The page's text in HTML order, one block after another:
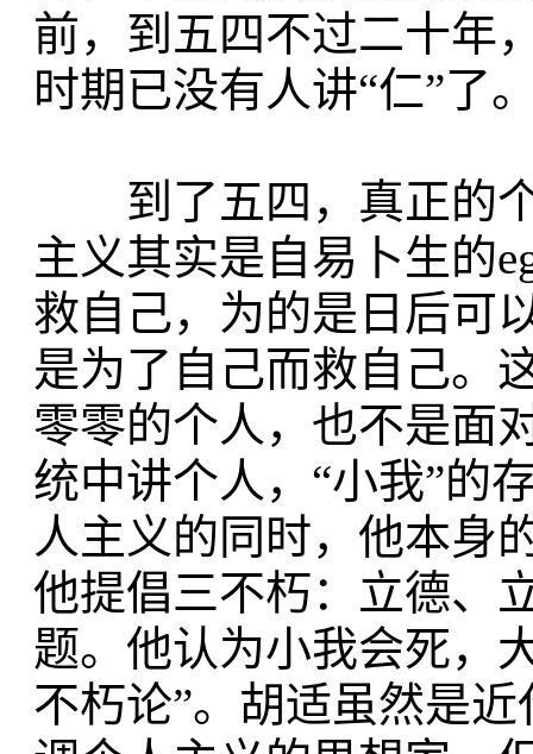
前，到五四不过二十年
时期已没有人讲“仁”了
到了五四，真正的个
主义其实是自易卜生的
救自己，为的是日后可
是为了自己而救自己。
零零的个人，也不是面
统中讲个人，“小我”的
人主义的同时，他本身
他提倡三不朽：立德、
题。他认为小我会死，
不朽论”。胡适虽然是